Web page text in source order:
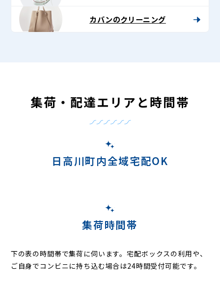
カバンのクリーニング
集荷・配達エリアと時間帯
日高川町内全域宅配OK
集荷時間帯
下の表の時間帯で集荷に伺います。宅配ボックスの利用や、
ご自身でコンビニに持ち込む場合は24時間受付可能です。